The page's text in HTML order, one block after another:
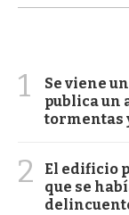
1
Se viene
publica un
tormentas
2
El edificio
que se